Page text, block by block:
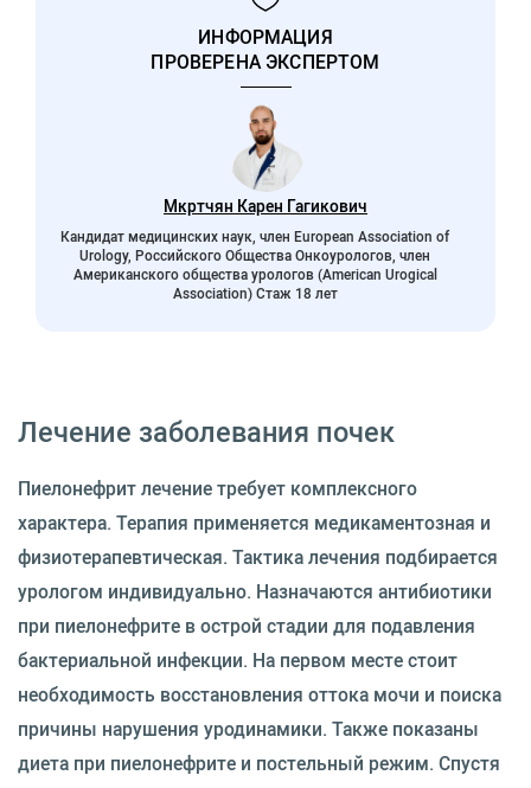
ИНФОРМАЦИЯ
ПРОВЕРЕНА ЭКСПЕРТОМ
Мкртчян Карен Гагикович
Кандидат медицинских наук, член European Association of
Urology, Российского Общества Онкоурологов, член
Американского общества урологов (American Urogical
Association) Стаж 18 лет
Лечение заболевания почек
Пиелонефрит лечение требует комплексного
характера. Терапия применяется медикаментозная и
физиотерапевтическая. Тактика лечения подбирается
урологом индивидуально. Назначаются антибиотики
при пиелонефрите в острой стадии для подавления
бактериальной инфекции. На первом месте стоит
необходимость восстановления оттока мочи и поиска
причины нарушения уродинамики. Также показаны
диета при пиелонефрите и постельный режим. Спустя